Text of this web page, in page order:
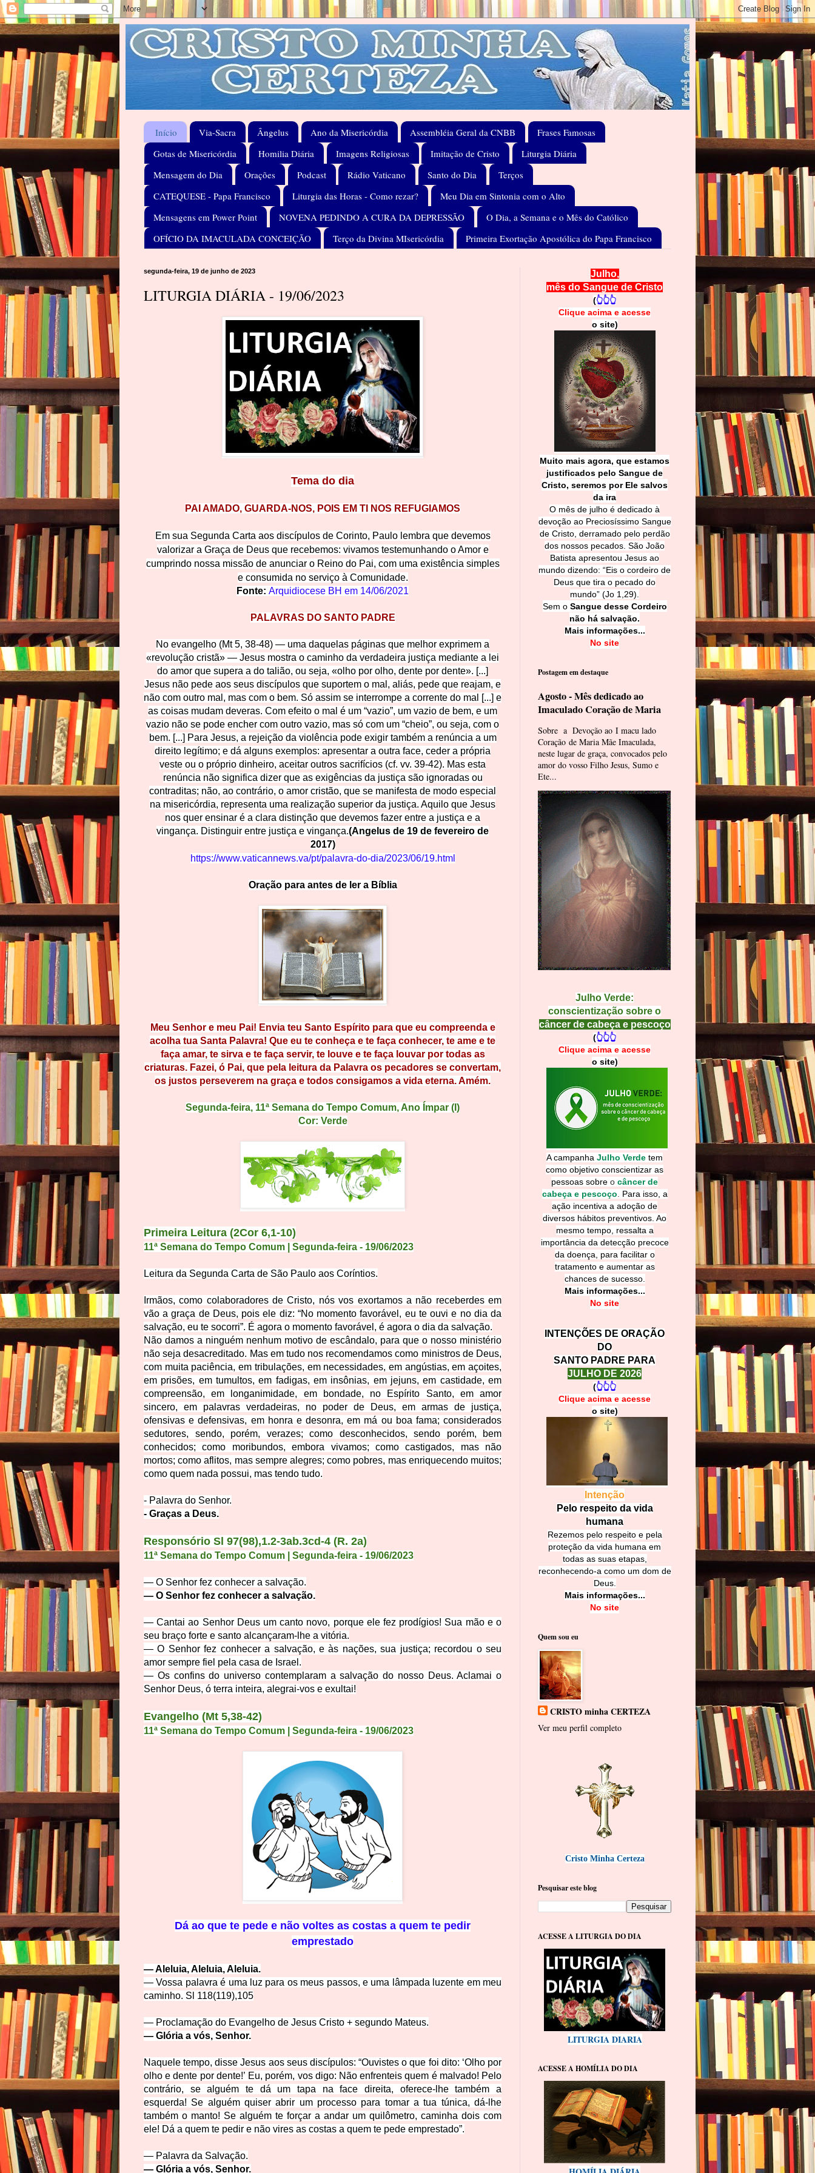
Início Via-Sacra Ângelus Ano da Misericórdia Assembléia Geral da CNBB
Frases Famosas
Gotas de Misericórdia
Homilia Diária Imagens Religiosas Imitação de Cristo
Liturgia Diária
Mensagem do Dia
Orações Podcast Rádio Vaticano Santo do Dia
Terços
CATEQUESE - Papa Francisco
Liturgia das Horas - Como rezar?
Meu Dia em Sintonia com o Alto
Mensagens em Power Point
NOVENA PEDINDO A CURA DA DEPRESSÃO
O Dia, a Semana e o Mês do Católico
OFÍCIO DA IMACULADA CONCEIÇÃO
Terço da Divina MIsericórdia Primeira Exortação Apostólica do Papa Francisco
segunda-feira, 19 de junho de 2023
LITURGIA DIÁRIA - 19/06/2023
Tema do dia
PAI AMADO, GUARDA-NOS, POIS EM TI NOS REFUGIAMOS
Em sua Segunda Carta aos discípulos de Corinto, Paulo lembra que devemos
valorizar a Graça de Deus que recebemos: vivamos testemunhando o Amor e
cumprindo nossa missão de anunciar o Reino do Pai, com uma existência simples
e consumida no serviço à Comunidade.
Fonte: Arquidiocese BH em 14/06/2021
PALAVRAS DO SANTO PADRE
No evangelho (Mt 5, 38-48) — uma daquelas páginas que melhor exprimem a
«revolução cristã» — Jesus mostra o caminho da verdadeira justiça mediante a lei
do amor que supera a do talião, ou seja, «olho por olho, dente por dente». [...]
Jesus não pede aos seus discípulos que suportem o mal, aliás, pede que reajam, e
não com outro mal, mas com o bem. Só assim se interrompe a corrente do mal [...] e
as coisas mudam deveras. Com efeito o mal é um “vazio”, um vazio de bem, e um
vazio não se pode encher com outro vazio, mas só com um “cheio”, ou seja, com o
bem. [...] Para Jesus, a rejeição da violência pode exigir também a renúncia a um
direito legítimo; e dá alguns exemplos: apresentar a outra face, ceder a própria
veste ou o próprio dinheiro, aceitar outros sacrifícios (cf. vv. 39-42). Mas esta
renúncia não significa dizer que as exigências da justiça são ignoradas ou
contraditas; não, ao contrário, o amor cristão, que se manifesta de modo especial
na misericórdia, representa uma realização superior da justiça. Aquilo que Jesus
nos quer ensinar é a clara distinção que devemos fazer entre a justiça e a
vingança. Distinguir entre justiça e vingança.(Angelus de 19 de fevereiro de
2017)
https://www.vaticannews.va/pt/palavra-do-dia/2023/06/19.html
Oração para antes de ler a Bíblia
Meu Senhor e meu Pai! Envia teu Santo Espírito para que eu compreenda e
acolha tua Santa Palavra! Que eu te conheça e te faça conhecer, te ame e te
faça amar, te sirva e te faça servir, te louve e te faça louvar por todas as
criaturas. Fazei, ó Pai, que pela leitura da Palavra os pecadores se convertam,
os justos perseverem na graça e todos consigamos a vida eterna. Amém.
Segunda-feira, 11ª Semana do Tempo Comum, Ano Ímpar (I)
Cor: Verde
Primeira Leitura (2Cor 6,1-10)
11ª Semana do Tempo Comum | Segunda-feira - 19/06/2023
Leitura da Segunda Carta de São Paulo aos Coríntios.
Irmãos,como colaboradores de Cristo, nós vos exortamos a não receberdes em
vão a graça de Deus, pois ele diz: “No momento favorável, eu te ouvi e no dia da
salvação, eu te socorri”. É agora o momento favorável, é agora o dia da salvação.
Não damos a ninguém nenhum motivo de escândalo, para que o nosso ministério
não seja desacreditado. Mas em tudo nos recomendamos como ministros de Deus,
com muita paciência, em tribulações, em necessidades, em angústias,em açoites,
em prisões, em tumultos, em fadigas, em insônias, em jejuns,em castidade, em
compreensão, em longanimidade, em bondade, no Espírito Santo, em amor
sincero, em palavras verdadeiras, no poder de Deus, em armas de justiça,
ofensivas e defensivas, em honra e desonra, em má ou boa fama; considerados
sedutores, sendo, porém, verazes; como desconhecidos, sendo porém, bem
conhecidos; como moribundos, embora vivamos; como castigados, mas não
mortos;como aflitos, mas sempre alegres; como pobres, mas enriquecendo muitos;
como quem nada possui, mas tendo tudo.
- Palavra do Senhor.
- Graças a Deus.
Responsório Sl 97(98),1.2-3ab.3cd-4 (R. 2a)
11ª Semana do Tempo Comum | Segunda-feira - 19/06/2023
— O Senhor fez conhecer a salvação.
— O Senhor fez conhecer a salvação.
— Cantai ao Senhor Deus um canto novo, porque ele fez prodígios! Sua mão e o
seu braço forte e santo alcançaram-lhe a vitória.
— O Senhor fez conhecer a salvação, e às nações, sua justiça; recordou o seu
amor sempre fiel pela casa de Israel.
— Os confins do universo contemplaram a salvação do nosso Deus. Aclamai o
Senhor Deus, ó terra inteira, alegrai-vos e exultai!
Evangelho (Mt 5,38-42)
11ª Semana do Tempo Comum | Segunda-feira - 19/06/2023
Dá ao que te pede e não voltes as costas a quem te pedir
emprestado
— Aleluia, Aleluia, Aleluia.
— Vossa palavra é uma luz para os meus passos, e uma lâmpada luzente em meu
caminho. Sl 118(119),105
— Proclamação do Evangelho de Jesus Cristo + segundo Mateus.
— Glória a vós, Senhor.
Naquele tempo, disse Jesus aos seus discípulos:“Ouvistes o que foi dito: ‘Olho por
olho e dente por dente!’ Eu, porém, vos digo: Não enfrenteis quem é malvado! Pelo
contrário, se alguém te dá um tapa na face direita, oferece-lhe também a
esquerda! Se alguém quiser abrir um processo para tomar a tua túnica, dá-lhe
também o manto! Se alguém te forçar a andar um quilômetro, caminha dois com
ele! Dá a quem te pedir e não vires as costas a quem te pede emprestado”.
— Palavra da Salvação.
— Glória a vós, Senhor.
Julho,
mês do Sangue de Cristo
(👆👆👆
Clique acima e acesse
o site)
Muito mais agora, que estamos
justificados pelo Sangue de
Cristo, seremos por Ele salvos
da ira
O mês de julho é dedicado à
devoção ao Preciosíssimo Sangue
de Cristo, derramado pelo perdão
dos nossos pecados. São João
Batista apresentou Jesus ao
mundo dizendo: “Eis o cordeiro de
Deus que tira o pecado do
mundo” (Jo 1,29).
Sem o Sangue desse Cordeiro
não há salvação.
Mais informações...
No site
Postagem em destaque
Agosto - Mês dedicado ao
Imaculado Coração de Maria
Sobre a Devoção ao I macu lado
Coração de Maria Mãe Imaculada,
neste lugar de graça, convocados pelo
amor do vosso Filho Jesus, Sumo e
Ete...
Julho Verde:
conscientização sobre o
câncer de cabeça e pescoço
(👆👆👆
Clique acima e acesse
o site)
A campanha Julho Verde tem
como objetivo conscientizar as
pessoas sobre o câncer de
cabeça e pescoço
Para isso, a
ação incentiva a adoção de
diversos hábitos preventivos. Ao
mesmo tempo, ressalta a
importância da detecção precoce
da doença, para facilitar o
tratamento e aumentar as
chances de sucesso.
Mais informações...
No site
INTENÇÕES DE ORAÇÃO
DO
SANTO PADRE PARA
JULHO DE 2026
(👆👆👆
Clique acima e acesse
o site)
Intenção
Pelo respeito da vida
humana
Rezemos pelo respeito e pela
proteção da vida humana em
todas as suas etapas,
reconhecendo-a como um dom de
Deus.
Mais informações...
No site
Quem sou eu
CRISTO minha CERTEZA
Ver meu perfil completo
Cristo Minha Certeza
Pesquisar este blog
ACESSE A LITURGIA DO DIA
LITURGIA DIARIA
ACESSE A HOMÍLIA DO DIA